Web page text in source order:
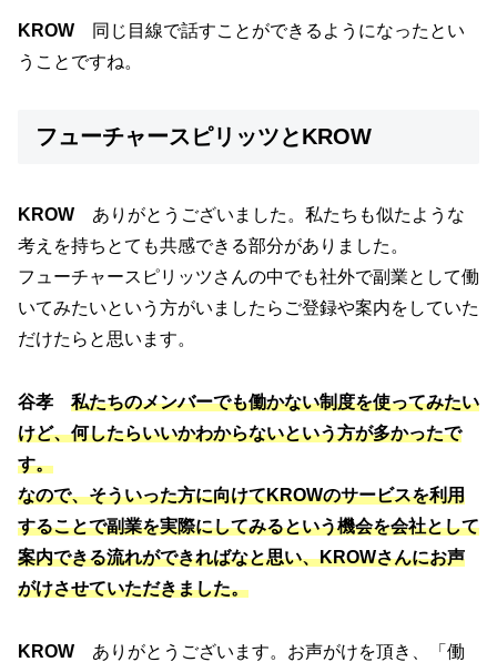
KROW 同じ目線で話すことができるようになったとい
うことですね。
フューチャースピリッツとKROW
KROW ありがとうございました。私たちも似たような
考えを持ちとても共感できる部分がありました。
フューチャースピリッツさんの中でも社外で副業として働
いてみたいという方がいましたらご登録や案内をしていた
だけたらと思います。
谷孝 私たちのメンバーでも働かない制度を使ってみたい
けど、何したらいいかわからないという方が多かったで
す。
なので、そういった方に向けてKROWのサービスを利用
することで副業を実際にしてみるという機会を会社として
案内できる流れができればなと思い、KROWさんにお声
がけさせていただきました。
KROW ありがとうございます。お声がけを頂き、「働